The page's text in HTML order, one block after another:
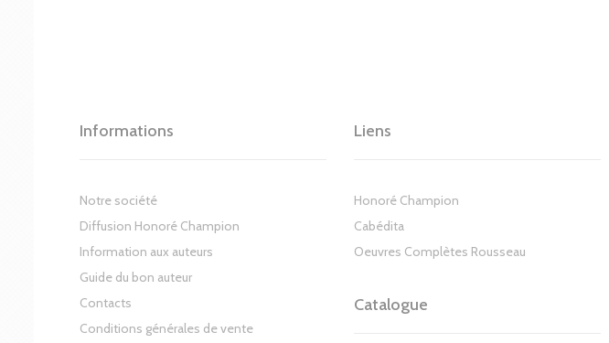
Informations
Notre société
Diffusion Honoré Champion
Information aux auteurs
Guide du bon auteur
Contacts
Conditions générales de vente
Liens
Honoré Champion
Cabédita
Oeuvres Complètes Rousseau
Catalogue